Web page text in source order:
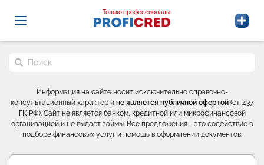
Probrokery - Только профессионалы
Только профессионалы
Поиск по сайту
Информация на сайте носит исключительно справочно-
консультационный характер и не является публичной офертой (ст. 437
ГК РФ). Сайт не является банком, кредитной или микрофинансовой
организацией и не выдаёт займы. Все предложения - это содействие в
подборе финансовых услуг и помощь в оформлении документов.